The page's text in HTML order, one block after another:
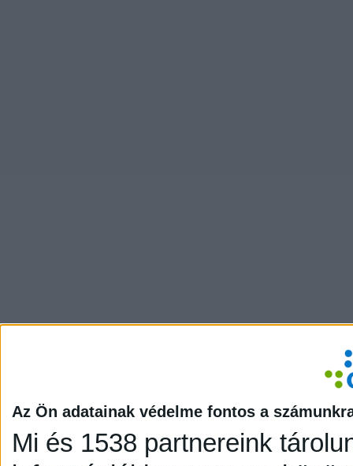
Az Ön adatainak védelme fontos a
Mi és 1538 partnereink